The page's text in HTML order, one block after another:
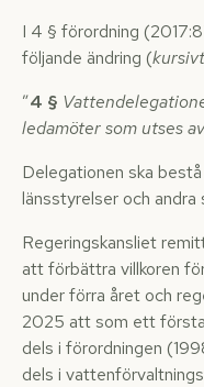
I 4 § förordning
följande ändring (
”4 §
ledamöter som utses
Delegationen ska
länsstyrelser och andra
Regeringskansliet
att förbättra villkoren
under förra året och
2025 att som ett
dels i förordningen
dels i